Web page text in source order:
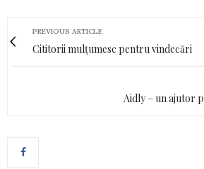
PREVIOUS ARTICLE
Cititorii mulțumesc pentru vindecări
Aidly – un ajutor